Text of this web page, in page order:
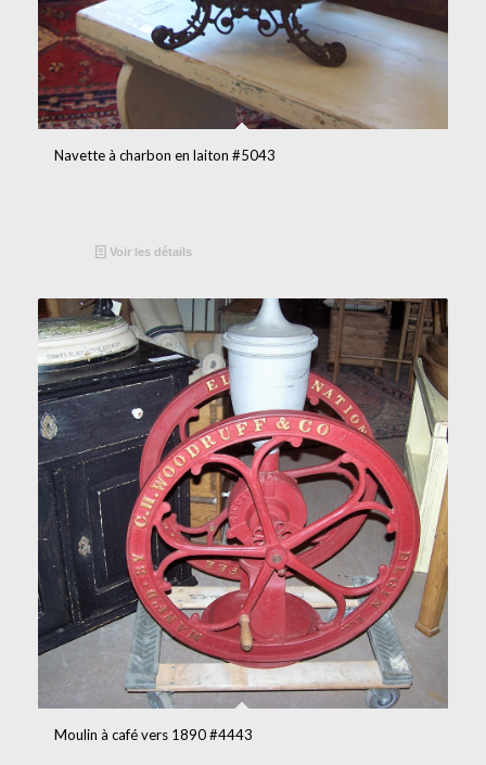
Navette à charbon en laiton #5043
Voir les détails
Moulin à café vers 1890 #4443